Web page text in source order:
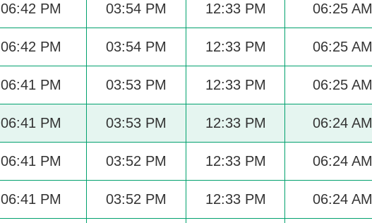
06:42 PM 03:54 PM 12:33 PM 06:25 AM
06:42 PM 03:54 PM 12:33 PM 06:25 AM
06:41 PM 03:53 PM 12:33 PM 06:25 AM
06:41 PM 03:53 PM 12:33 PM 06:24 AM
06:41 PM 03:52 PM 12:33 PM 06:24 AM
06:41 PM 03:52 PM 12:33 PM 06:24 AM